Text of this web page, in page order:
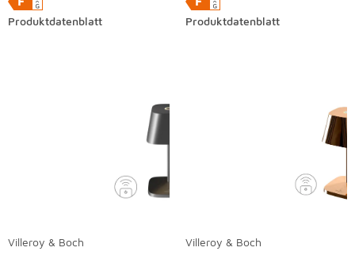
Produktdatenblatt Produktdatenblatt
Villeroy & Boch
Villeroy & Boch